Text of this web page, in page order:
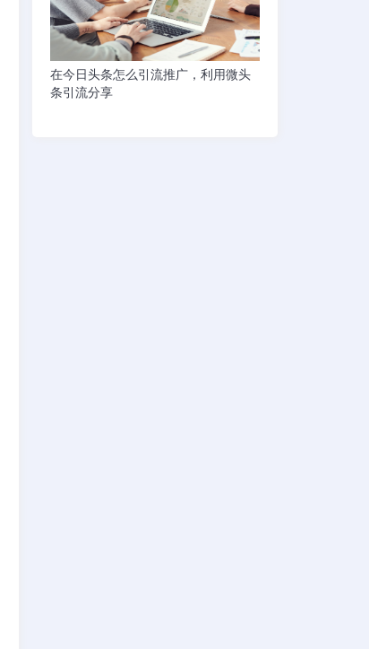
在今日头条怎么引流推广，利用微头
条引流分享